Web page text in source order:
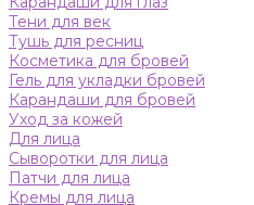
Тени для век
Тушь для ресниц
Косметика для бровей
Гель для укладки бровей
Карандаши для бровей
Уход за кожей
Для лица
Сыворотки для лица
Патчи для лица
Кремы для лица